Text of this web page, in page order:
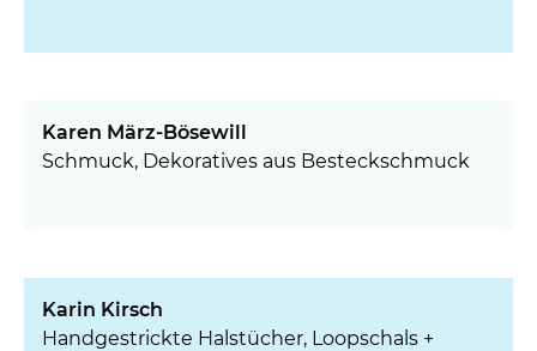
Karen März-Bösewill
Schmuck, Dekoratives aus Besteckschmuck
Karin Kirsch
Handgestrickte Halstücher, Loopschals +